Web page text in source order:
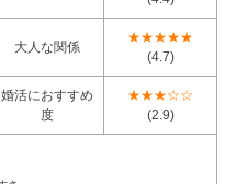
大人な関係
★★★★★
(4.7)
婚活におすすめ
度
★★★☆☆
(2.9)